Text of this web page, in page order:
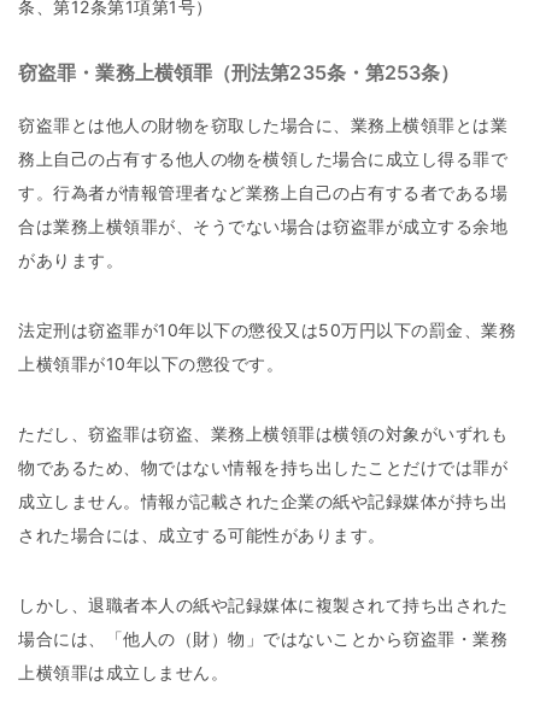
条、第12条第1項第1号）
窃盗罪・業務上横領罪（刑法第235条・第253条）
窃盗罪とは他人の財物を窃取した場合に、業務上横領罪とは業
務上自己の占有する他人の物を横領した場合に成立し得る罪で
す。行為者が情報管理者など業務上自己の占有する者である場
合は業務上横領罪が、そうでない場合は窃盗罪が成立する余地
があります。
法定刑は窃盗罪が10年以下の懲役又は50万円以下の罰金、業務
上横領罪が10年以下の懲役です。
ただし、窃盗罪は窃盗、業務上横領罪は横領の対象がいずれも
物であるため、物ではない情報を持ち出したことだけでは罪が
成立しません。情報が記載された企業の紙や記録媒体が持ち出
された場合には、成立する可能性があります。
しかし、退職者本人の紙や記録媒体に複製されて持ち出された
場合には、「他人の（財）物」ではないことから窃盗罪・業務
上横領罪は成立しません。